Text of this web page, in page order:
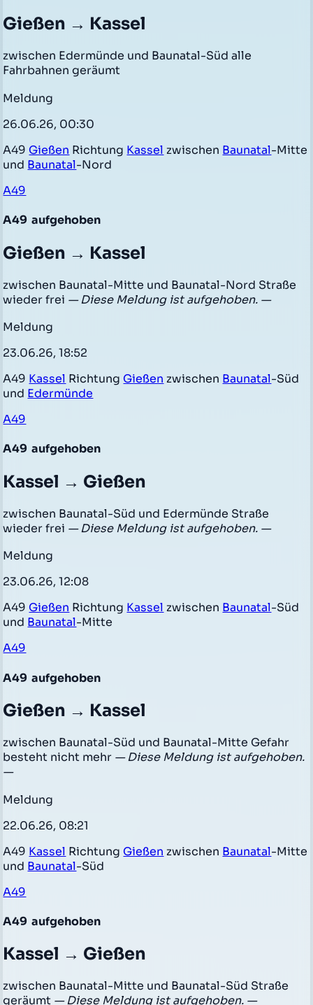
Gießen → Kassel
zwischen Edermünde und Baunatal-Süd alle
Fahrbahnen geräumt
Meldung
26.06.26, 00:30
A49 Gießen Richtung Kassel zwischen Baunatal-Mitte
und Baunatal-Nord
A49
A49 aufgehoben
Gießen → Kassel
zwischen Baunatal-Mitte und Baunatal-Nord Straße
wieder frei — Diese Meldung ist aufgehoben. —
Meldung
23.06.26, 18:52
A49 Kassel Richtung Gießen zwischen Baunatal-Süd
und Edermünde
A49
A49 aufgehoben
Kassel → Gießen
zwischen Baunatal-Süd und Edermünde Straße
wieder frei — Diese Meldung ist aufgehoben. —
Meldung
23.06.26, 12:08
A49 Gießen Richtung Kassel zwischen Baunatal-Süd
und Baunatal-Mitte
A49
A49 aufgehoben
Gießen → Kassel
zwischen Baunatal-Süd und Baunatal-Mitte Gefahr
besteht nicht mehr — Diese Meldung ist aufgehoben.
—
Meldung
22.06.26, 08:21
A49 Kassel Richtung Gießen zwischen Baunatal-Mitte
und Baunatal-Süd
A49
A49 aufgehoben
Kassel → Gießen
zwischen Baunatal-Mitte und Baunatal-Süd Straße
geräumt — Diese Meldung ist aufgehoben. —